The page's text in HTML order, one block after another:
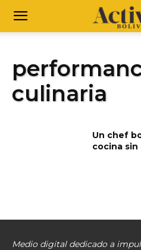
culinaria
Un chef
cocina
Medio digital dedicado a